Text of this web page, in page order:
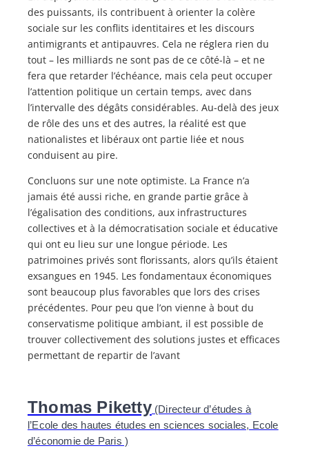
des puissants, ils contribuent à orienter la colère
sociale sur les conflits identitaires et les discours
antimigrants et antipauvres. Cela ne réglera rien du
tout – les milliards ne sont pas de ce côté-là – et ne
fera que retarder l’échéance, mais cela peut occuper
l’attention politique un certain temps, avec dans
l’intervalle des dégâts considérables. Au-delà des jeux
de rôle des uns et des autres, la réalité est que
nationalistes et libéraux ont partie liée et nous
conduisent au pire.
Concluons sur une note optimiste. La France n’a
jamais été aussi riche, en grande partie grâce à
l’égalisation des conditions, aux infrastructures
collectives et à la démocratisation sociale et éducative
qui ont eu lieu sur une longue période. Les
patrimoines privés sont florissants, alors qu’ils étaient
exsangues en 1945. Les fondamentaux économiques
sont beaucoup plus favorables que lors des crises
précédentes. Pour peu que l’on vienne à bout du
conservatisme politique ambiant, il est possible de
trouver collectivement des solutions justes et efficaces
permettant de repartir de l’avant
Thomas Piketty(Directeur d’études à
l’Ecole des hautes études en sciences sociales, Ecole
d’économie de Paris )